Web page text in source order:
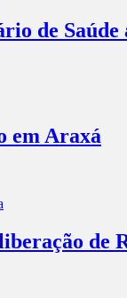
de Saúde
em Araxá
de